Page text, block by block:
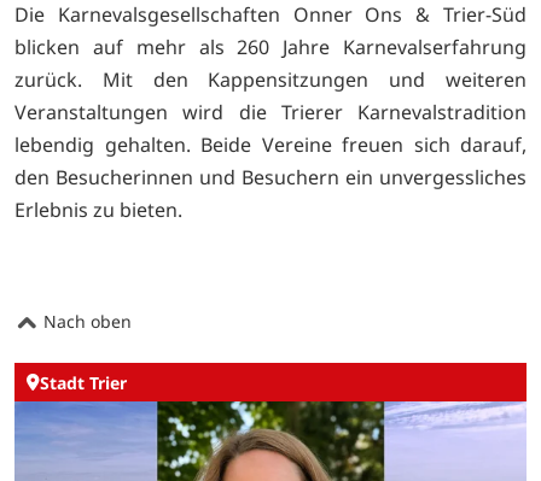
Die Karnevalsgesellschaften Onner Ons & Trier-Süd
blicken auf mehr als 260 Jahre Karnevalserfahrung
zurück. Mit den Kappensitzungen und weiteren
Veranstaltungen wird die Trierer Karnevalstradition
lebendig gehalten. Beide Vereine freuen sich darauf,
den Besucherinnen und Besuchern ein unvergessliches
Erlebnis zu bieten.
Nach oben
Stadt Trier